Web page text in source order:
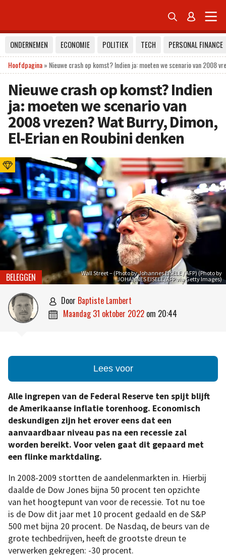
 
ONDERNEMEN ECONOMIE POLITIEK TECH
PERSONAL FINANCE
Hoofdpagina» Nieuwe crash op komst? Indien ja: moeten we scenario van 2008
Nieuwe crash op komst? Indien
ja: moeten we scenario van
2008 vrezen? Wat Burry, Dimon,
El-Erian en Roubini denken
Wall Street – (Photo by Johannes EISELE / AFP) (Photo by
JOHANNES EISELE/AFP via Getty Images)
BELEGGEN
 door Baptiste Lambert
 maandag 31 oktober 2022 om 20:44
Lees voor
Alle ingrepen van de Federal Reserve ten spijt blijft
de Amerikaanse inflatie torenhoog. Economisch
deskundigen zijn het erover eens dat een
aanvaardbaar niveau pas na een recessie zal
worden bereikt. Voor velen gaat dit gepaard met
een flinke marktdaling.
In 2008-2009 stortten de aandelenmarkten in. Hierbij
daalde de Dow Jones bijna 50 procent ten opzichte
van het hoogtepunt van voor de recessie. Tot nu toe
is de Dow dit jaar met 10 procent gedaald en de S&P
500 met bijna 20 procent. De Nasdaq, de beurs van de
grote techbedrijven, heeft de grootste dreun te
verwerken gekregen: -30 procent.